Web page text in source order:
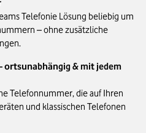
Telefonie Lösung beliebig um
– ohne zusätzliche
ortsunabhängig & mit jedem
Telefonnummer, die auf Ihren
und klassischen Telefonen